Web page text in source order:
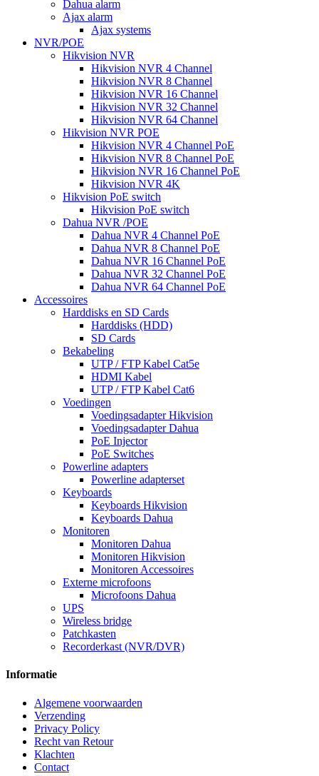
Dahua alarm
Ajax alarm
Ajax systems
NVR/POE
Hikvision NVR
Hikvision NVR 4 Channel
Hikvision NVR 8 Channel
Hikvision NVR 16 Channel
Hikvision NVR 32 Channel
Hikvision NVR 64 Channel
Hikvision NVR POE
Hikvision NVR 4 Channel PoE
Hikvision NVR 8 Channel PoE
Hikvision NVR 16 Channel PoE
Hikvision NVR 4K
Hikvision PoE switch
Hikvision PoE switch
Dahua NVR /POE
Dahua NVR 4 Channel PoE
Dahua NVR 8 Channel PoE
Dahua NVR 16 Channel PoE
Dahua NVR 32 Channel PoE
Dahua NVR 64 Channel PoE
Accessoires
Harddisks en SD Cards
Harddisks (HDD)
SD Cards
Bekabeling
UTP / FTP Kabel Cat5e
HDMI Kabel
UTP / FTP Kabel Cat6
Voedingen
Voedingsadapter Hikvision
Voedingsadapter Dahua
PoE Injector
PoE Switches
Powerline adapters
Powerline adapterset
Keyboards
Keyboards Hikvision
Keyboards Dahua
Monitoren
Monitoren Dahua
Monitoren Hikvision
Monitoren Accessoires
Externe microfoons
Microfoons Dahua
UPS
Wireless bridge
Patchkasten
Recorderkast (NVR/DVR)
Informatie
Algemene voorwaarden
Verzending
Privacy Policy
Recht van Retour
Klachten
Contact